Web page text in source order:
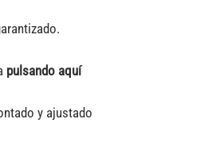
pulsando aquí
y ajustado